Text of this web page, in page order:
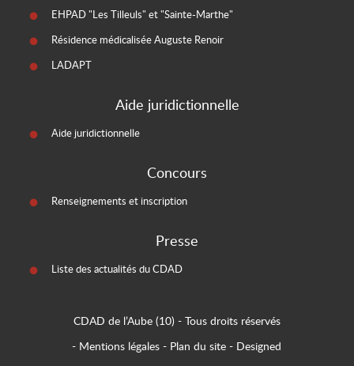
EHPAD "Les Tilleuls" et "Sainte-Marthe"
Résidence médicalisée Auguste Renoir
LADAPT
Aide juridictionnelle
Aide juridictionnelle
Concours
Renseignements et inscription
Presse
Liste des actualités du CDAD
CDAD de l’Aube (10) - Tous droits réservés
- Mentions légales - Plan du site - Designed